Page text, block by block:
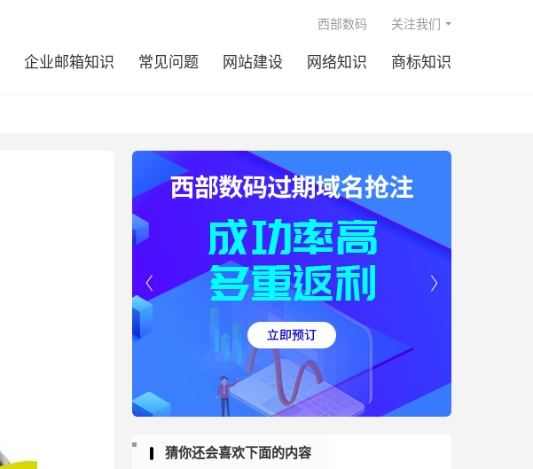
企业邮箱知识 常见问题 网站建设 网络知识 商标知识
西部数码 关注我们


猜你还会喜欢下面的内容